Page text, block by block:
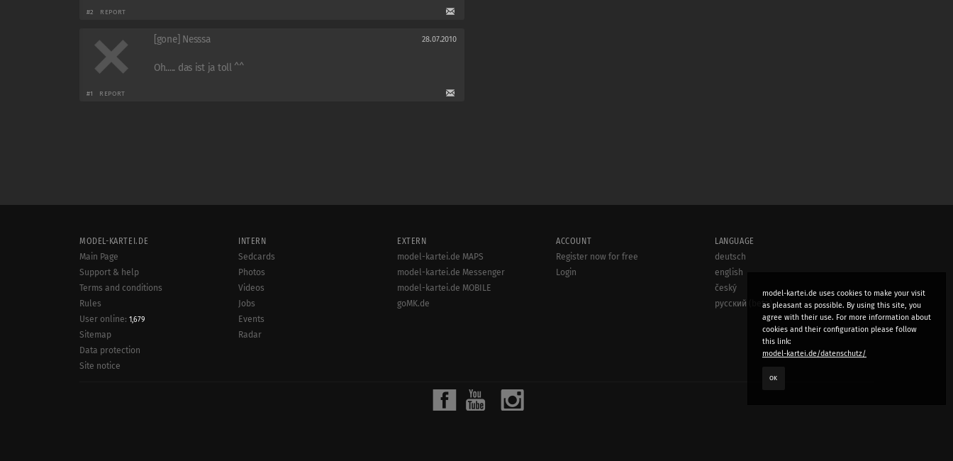
#2 REPORT
[gone] Nesssa 28.07.2010
Oh..... das ist ja toll ^^
#1 REPORT
model-kartei.de uses cookies to make your visit
as pleasant as possible. By using this site, you
agree with their use. For more information about
cookies and their configuration please follow
this link:
model-kartei.de/datenschutz/
OK
MODEL-KARTEI.DE
Main Page
Support & help
Terms and conditions
Rules
User online: 1,679
Sitemap
Data protection
Site notice
INTERN
Sedcards
Photos
Videos
Jobs
Events
Radar
EXTERN
model-kartei.de MAPS
model-kartei.de Messenger
model-kartei.de MOBILE
goMK.de
ACCOUNT
Register now for free
Login
LANGUAGE
deutsch
english
český
русский (beta)